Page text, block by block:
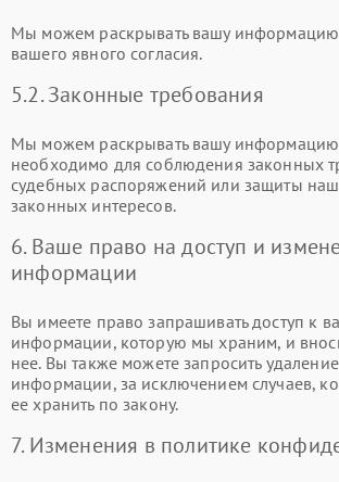
Мы можем раскрывать вашу информацию
вашего явного согласия.
5.2. Законные требования
Мы можем раскрывать вашу
необходимо для соблюдения законных
судебных распоряжений или защиты
законных интересов.
6. Ваше право на доступ и
информации
Вы имеете право запрашивать доступ к
информации, которую мы храним, и
нее. Вы также можете запросить
информации, за исключением случаев,
ее хранить по закону.
7. Изменения в политике